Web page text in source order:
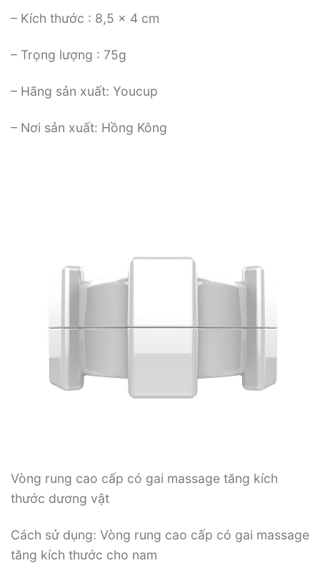
– Kích thước : 8,5 x 4 cm
– Trọng lượng : 75g
– Hãng sản xuất: Youcup
– Nơi sản xuất: Hồng Kông
Vòng rung cao cấp có gai massage tăng kích
thước dương vật
Cách sử dụng: Vòng rung cao cấp có gai massage
tăng kích thước cho nam